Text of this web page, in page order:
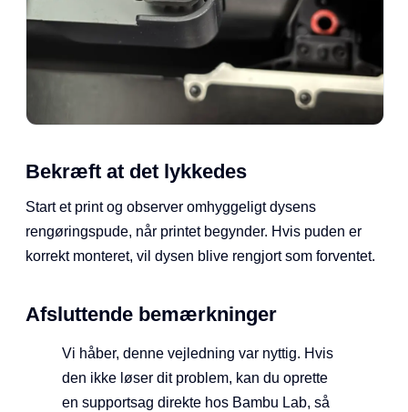
Bekræft at det lykkedes
Start et print og observer omhyggeligt dysens
rengøringspude, når printet begynder. Hvis puden er
korrekt monteret, vil dysen blive rengjort som forventet.
Afsluttende bemærkninger
Vi håber, denne vejledning var nyttig. Hvis
den ikke løser dit problem, kan du oprette
en supportsag direkte hos Bambu Lab, så